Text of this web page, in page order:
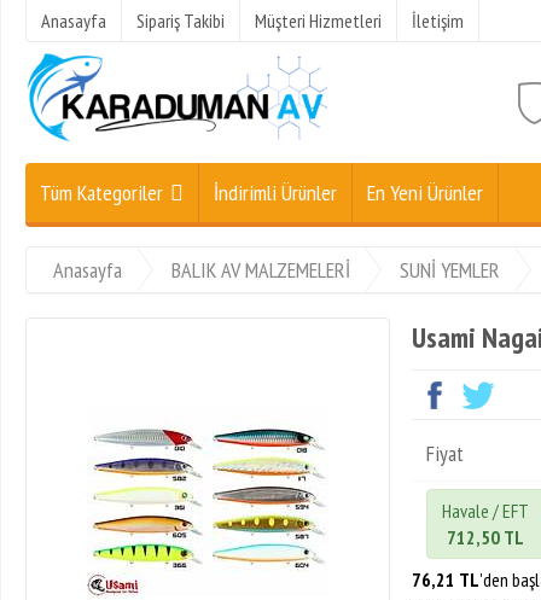
Anasayfa Sipariş Takibi Müşteri Hizmetleri İletişim
Tüm Kategoriler İndirimli Ürünler En Yeni Ürünler
Anasayfa BALIK AV MALZEMELERİ SUNİ YEMLER
Usami
Fiyat
Havale / EFT
712,50 TL
76,21 TL'den